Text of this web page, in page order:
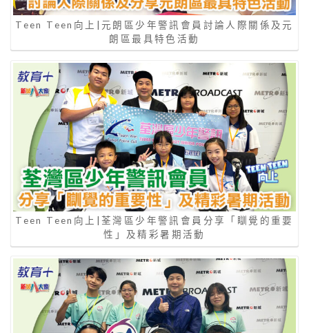
Teen Teen向上|元朗區少年警訊會員討論人際關係及元
朗區最具特色活動
Teen Teen向上|荃灣區少年警訊會員分享「瞓覺的重要
性」及精彩暑期活動